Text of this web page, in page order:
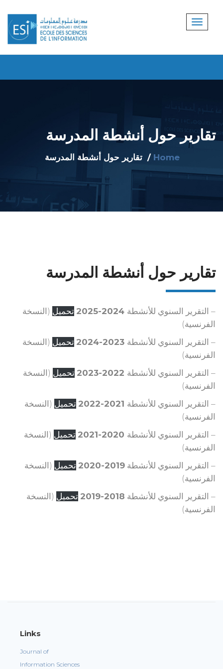
->
تقارير حول أنشطة المدرسة
Home تقارير حول أنشطة المدرسة
تقارير حول أنشطة المدرسة
– التقرير السنوي للأنشطة تحميل (النسخة
الفرنسية)
– التقرير السنوي للأنشطة
تحميل (النسخة
الفرنسية)
– التقرير السنوي للأنشطة
تحميل (النسخة
الفرنسية)
– التقرير السنوي للأنشطة
تحميل (النسخة
الفرنسية)
– التقرير السنوي للأنشطة
تحميل (النسخة
الفرنسية)
– التقرير السنوي للأنشطة 2019-2020 تحميل (النسخة
الفرنسية)
– التقرير السنوي للأنشطة 2018-2019 تحميل (النسخة
الفرنسية)
Links
Journal of
Information Sciences